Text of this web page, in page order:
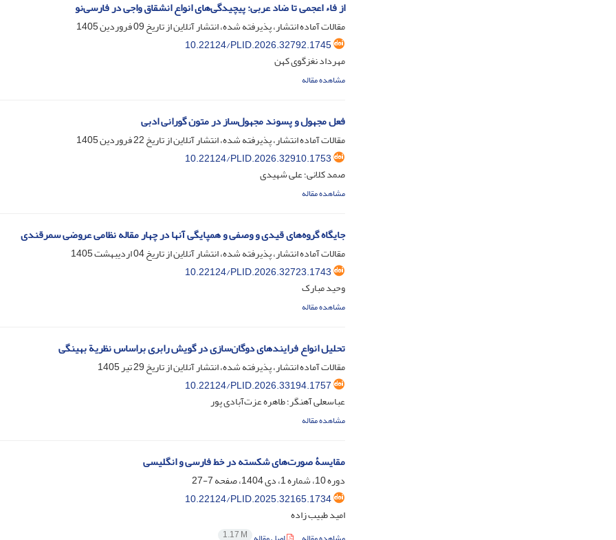
از فاء اعجمی تا ضاد عربی: پیچیدگی‌های انواع انشقاق واجی در فارسی‌نو
مقالات آماده انتشار، پذیرفته شده، انتشار آنلاین از تاریخ09 فروردین 1405
10.22124/PLID.2026.32792.1745
مهرداد نغزگوی کهن
مشاهده مقاله
فعل مجهول و پسوند مجهول‌ساز در متون گورانی ادبی
مقالات آماده انتشار، پذیرفته شده، انتشار آنلاین از تاریخ22 فروردین 1405
10.22124/PLID.2026.32910.1753
صمد کلانی؛ علی شهیدی
مشاهده مقاله
جایگاه گروه‌های قیدی و وصفی و همپایگی آنها در چهار مقاله نظامی عروضی سمرقندی
مقالات آماده انتشار، پذیرفته شده، انتشار آنلاین از تاریخ04 اردیبهشت 1405
10.22124/PLID.2026.32723.1743
وحید مبارک
مشاهده مقاله
تحلیل انواع فرایندهای دوگان‌سازی در گویش رابری براساس نظریة بهینگی
مقالات آماده انتشار، پذیرفته شده، انتشار آنلاین از تاریخ29 تیر 1405
10.22124/PLID.2026.33194.1757
عباسعلی آهنگر؛ طاهره عزت‌آبادی پور
مشاهده مقاله
مقایسۀ صورت‌های شکسته در خط فارسی و انگلیسی
دوره 10، شماره 1، دی 1404، صفحه
7-27
10.22124/PLID.2025.32165.1734
امید طبیب زاده
1.17 M